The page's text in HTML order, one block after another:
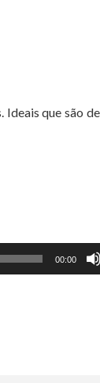
Ideais que são
00:00